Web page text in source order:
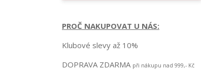
PROČ NAKUPOVAT U NÁS:
Klubové slevy až 10%
DOPRAVA ZDARMA při nákupu nad 999,- Kč